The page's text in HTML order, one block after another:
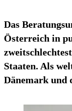
Das
Österreich in
Staaten. Als
Dänemark und